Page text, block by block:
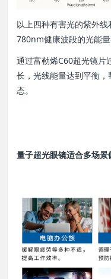
以上四种有害光的紫外
780nm健康波段的光能量
通过富勒烯C60超光镜片
长，光线能量达到平衡
态。
量子超光眼镜适合多场景